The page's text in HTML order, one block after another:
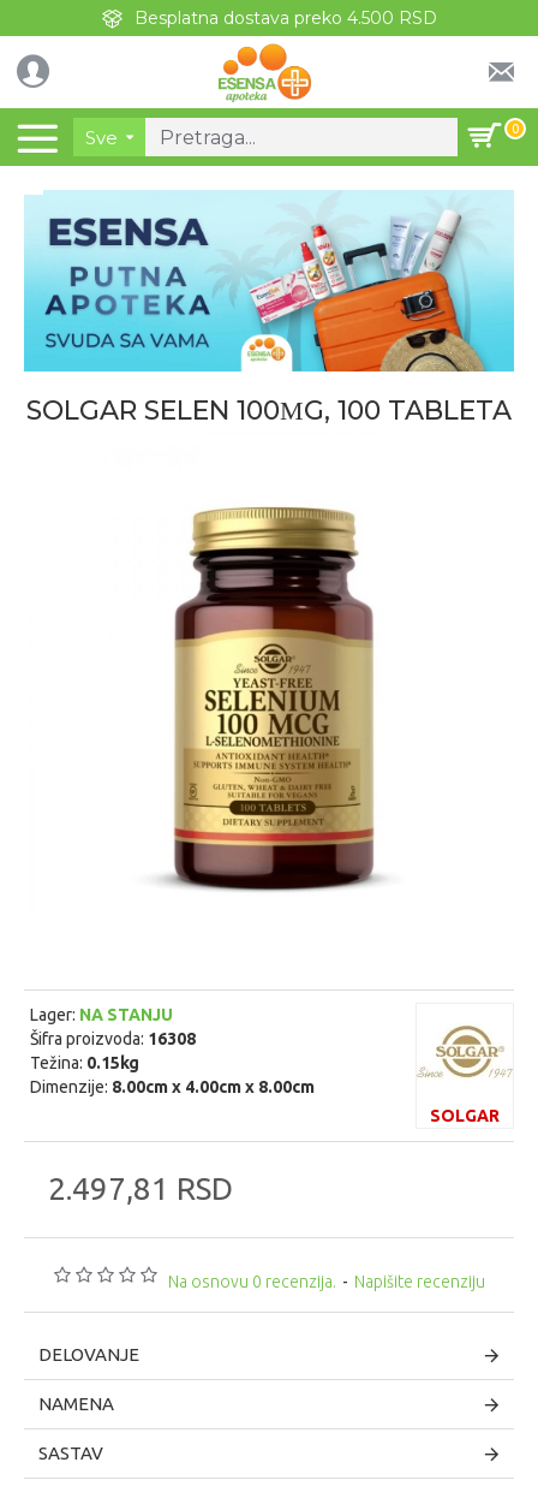
Besplatna dostava preko 4.500 RSD
Sve 0
SOLGAR SELEN 100ΜG, 100 TABLETA
Na osnovu 0 recenzija. - Napišite recenziju
2.497,81 RSD
Lager: NA STANJU
Šifra proizvoda: 16308
Težina: 0.15kg
Dimenzije: 8.00cm x 4.00cm x 8.00cm
SOLGAR
DELOVANJE
NAMENA
SASTAV